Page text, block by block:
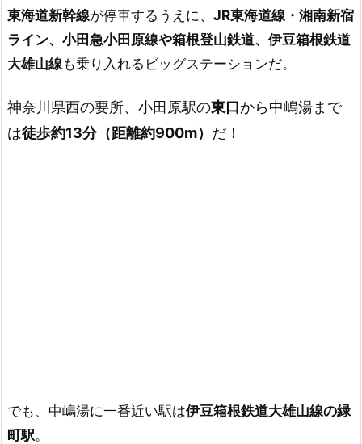
東海道新幹線が停車するうえに、 JR東海道線・湘南新宿
ライン、小田急小田原線や箱根登山鉄道、伊豆箱根鉄道
大雄山線 も乗り入れるビッグステーションだ。
神奈川県西の要所、小田原駅の東口から中嶋湯まで
は徒歩約13分（距離約900m） だ！
でも、中嶋湯に一番近い駅は伊豆箱根鉄道大雄山線の緑
町駅。